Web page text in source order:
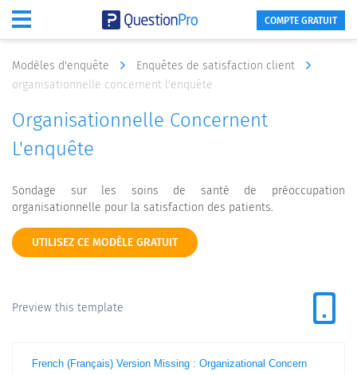
COMPTE GRATUIT
Modèles d'enquête
Enquêtes de satisfaction client
organisationnelle concernent l'enquête
Organisationnelle Concernent
L'enquête
Sondage sur les soins de santé de préoccupation
organisationnelle pour la satisfaction des patients.
UTILISEZ CE MODÈLE GRATUIT
Preview this template